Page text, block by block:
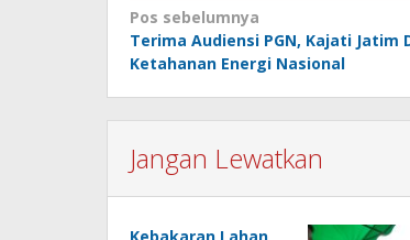
Navigasi
pos
Pos sebelumnya
Terima Audiensi PGN, Kajati Jatim
Ketahanan Energi Nasional
Jangan Lewatkan